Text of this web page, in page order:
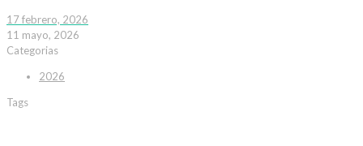
17 febrero, 2026
11 mayo, 2026
Categorias
2026
Tags